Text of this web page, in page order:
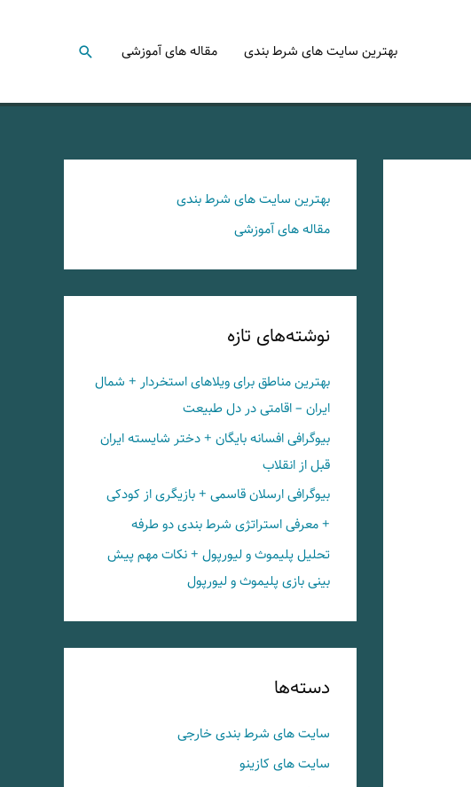
بهترین سایت های شرط بندی مقاله های آموزشی جستجو
بهترین سایت های شرط بندی
مقاله های آموزشی
نوشته‌های تازه
بهترین مناطق برای ویلاهای استخردار + شمال
ایران – اقامتی در دل طبیعت
بیوگرافی افسانه بایگان + دختر شایسته ایران
قبل از انقلاب
بیوگرافی ارسلان قاسمی + بازیگری از کودکی
+ معرفی استراتژی شرط بندی دو طرفه
تحلیل پلیموث و لیورپول + نکات مهم پیش
بینی بازی پلیموث و لیورپول
دسته‌ها
سایت های شرط بندی خارجی
سایت های کازینو